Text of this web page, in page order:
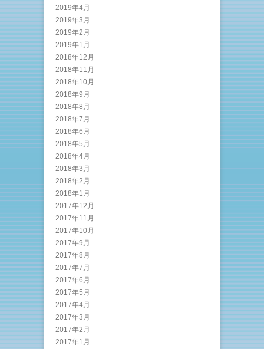
2019年4月
2019年3月
2019年2月
2019年1月
2018年12月
2018年11月
2018年10月
2018年9月
2018年8月
2018年7月
2018年6月
2018年5月
2018年4月
2018年3月
2018年2月
2018年1月
2017年12月
2017年11月
2017年10月
2017年9月
2017年8月
2017年7月
2017年6月
2017年5月
2017年4月
2017年3月
2017年2月
2017年1月